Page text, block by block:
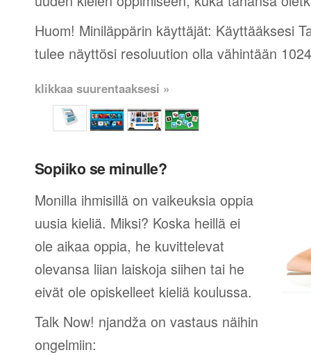
Huom! Miniläppärin käyttäjät: Käyttääksesi
tulee näyttösi resoluution olla vähintään
klikkaa suurentaaksesi »
Sopiiko se minulle?
Monilla ihmisillä on vaikeuksia oppia
uusia kieliä. Miksi? Koska heillä ei
ole aikaa oppia, he kuvittelevat
olevansa liian laiskoja siihen tai he
eivät ole opiskelleet kieliä koulussa.
Talk Now! njandža on vastaus näihin
ongelmiin: